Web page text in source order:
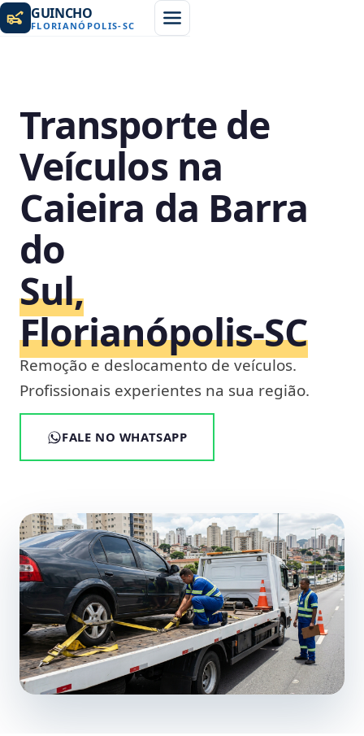
GUINCHO
FLORIANÓPOLIS-SC
Transporte de
Veículos na
Caieira da Barra
do
Sul,
Florianópolis‑SC
Remoção e deslocamento de veículos.
Profissionais experientes na sua região.
FALE NO WHATSAPP